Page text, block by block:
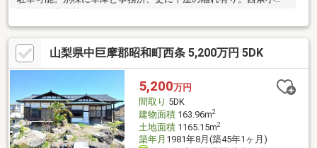
校、押原中学校
山梨県中巨摩郡昭和町西条 5,200万円 5DK
5,200万円
間取り 5DK
建物面積163.96m2
土地面積1165.15m2
築年月 1981年8月(築45年1ヶ月)